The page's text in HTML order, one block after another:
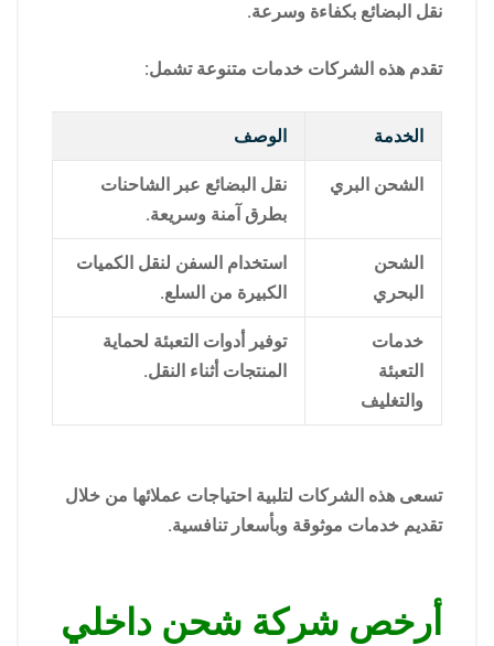
نقل البضائع بكفاءة وسرعة.
تقدم هذه الشركات خدمات متنوعة تشمل:
الخدمة الوصف
الشحن البري
نقل البضائع عبر الشاحنات
بطرق آمنة وسريعة.
الشحن
البحري
استخدام السفن لنقل الكميات
الكبيرة من السلع.
خدمات
التعبئة
والتغليف
توفير أدوات التعبئة لحماية
المنتجات أثناء النقل.
تسعى هذه الشركات لتلبية احتياجات عملائها من خلال
تقديم خدمات موثوقة وبأسعار تنافسية.
أرخص شركة شحن داخلي